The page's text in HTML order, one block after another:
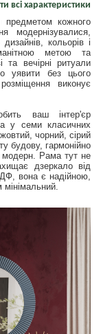
всі характеристики
кожного
модернізувалися,
кольорів і
метою та
та вечірні ритуали
уявити без цього
виконує
ваш інтер'єр
у семи класичних
чорний, сірий
будову, гармонійно
модерн. Рама тут не
дзеркало від
вона є надійною,